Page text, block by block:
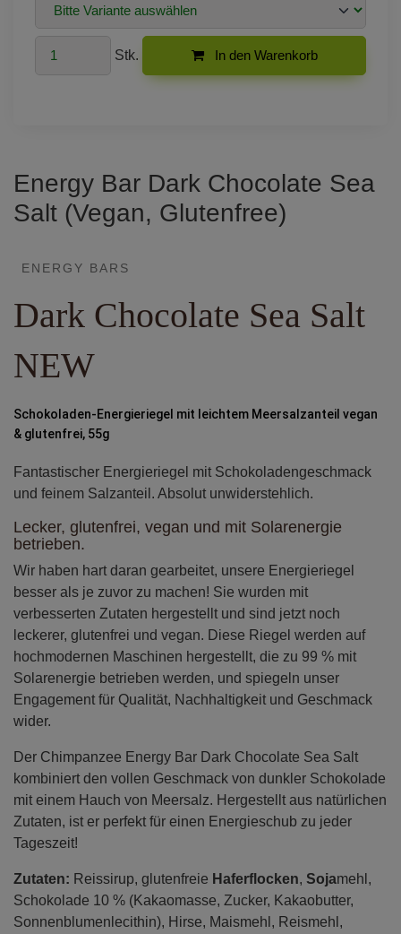
Stk. In den Warenkorb
Energy Bar Dark Chocolate Sea
Salt (Vegan, Glutenfree)
ENERGY BARS
Dark Chocolate Sea Salt
NEW
Schokoladen-Energieriegel mit leichtem Meersalzanteil vegan
& glutenfrei, 55g
Fantastischer Energieriegel mit Schokoladengeschmack
und feinem Salzanteil. Absolut unwiderstehlich.
Lecker, glutenfrei, vegan und mit Solarenergie
betrieben.
Wir haben hart daran gearbeitet, unsere Energieriegel
besser als je zuvor zu machen! Sie wurden mit
verbesserten Zutaten hergestellt und sind jetzt noch
leckerer, glutenfrei und vegan. Diese Riegel werden auf
hochmodernen Maschinen hergestellt, die zu 99 % mit
Solarenergie betrieben werden, und spiegeln unser
Engagement für Qualität, Nachhaltigkeit und Geschmack
wider.
Der Chimpanzee Energy Bar Dark Chocolate Sea Salt
kombiniert den vollen Geschmack von dunkler Schokolade
mit einem Hauch von Meersalz. Hergestellt aus natürlichen
Zutaten, ist er perfekt für einen Energieschub zu jeder
Tageszeit!
Zutaten: Reissirup, glutenfreie Haferflocken, Sojamehl,
Schokolade 10 % (Kakaomasse, Zucker, Kakaobutter,
Sonnenblumenlecithin), Hirse, Maismehl, Reismehl,